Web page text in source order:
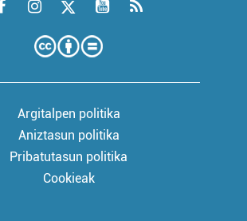
Argitalpen politika
Aniztasun politika
Pribatutasun politika
Cookieak